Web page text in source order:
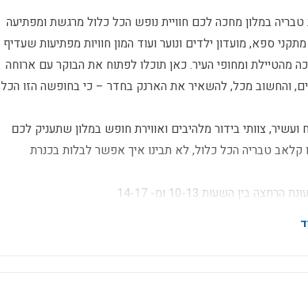
במלון מחכה לכם חוויית נופש הכל כלול מרגשת ומפתיעה
ספא, מועדון ילדים ונוער ועוד המון חוויות מפתיעות שעדיף
מהטיילת ומחופי העיר. כאן תוכלו לפתוח את הבוקר עם ארוחה
והחשוב מכל, להשאיר את הארנק בחדר – כי בחופשה הזו הכל
צוותי בידור מלהיבים ואווירת חופש במלון שתעניק לכם
טבריה הכל כלול, לא תבינו איך אפשר לבלות בכנרת
השעות 10-13 ומ- 14-17.